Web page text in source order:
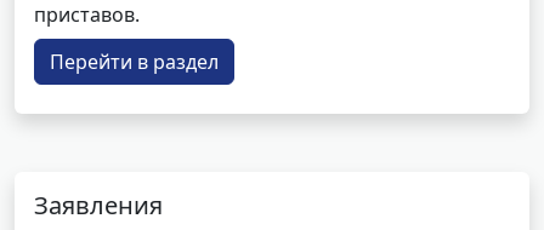
приставов.
Перейти в раздел
Заявления